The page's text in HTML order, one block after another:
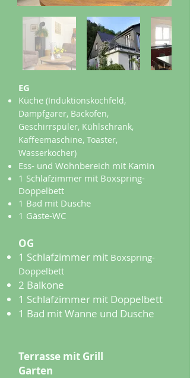
EG
Küche (Induktionskochfeld,
Dampfgarer, Backofen,
Geschirrspüler, Kühlschrank,
Kaffeemaschine, Toaster,
Wasserkocher)
Ess- und Wohnbereich mit Kamin
1 Schlafzimmer mit Boxspring-
Doppelbett
1 Bad mit Dusche
1 Gäste-WC
OG
1 Schlafzimmer mit Boxspring-
Doppelbett
2 Balkone
1 Schlafzimmer mit Doppelbett
1 Bad mit Wanne und Dusche
Terrasse mit Grill
Garten